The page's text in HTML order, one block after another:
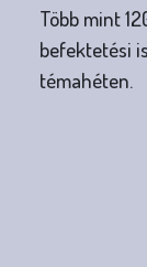
Több mint
befektetési
témahéten.